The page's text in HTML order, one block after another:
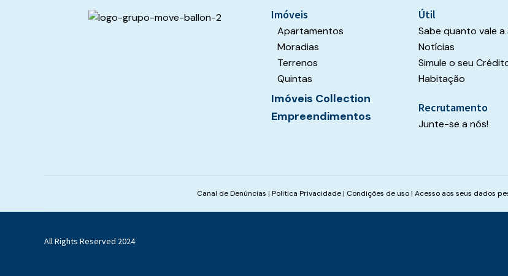
Imóveis
Apartamentos
Moradias
Terrenos
Quintas
Imóveis Collection
Empreendimentos
Útil
Sabe quanto vale a
Notícias
Simule o seu
Habitação
Recrutamento
Junte-se a nós!
Canal de Denúncias | Politica Privacidade| Condições de uso| Acesso aos seus dados
All Rights Reserved 2024